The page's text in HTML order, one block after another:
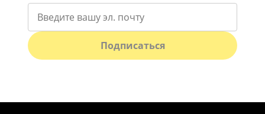
Подписаться